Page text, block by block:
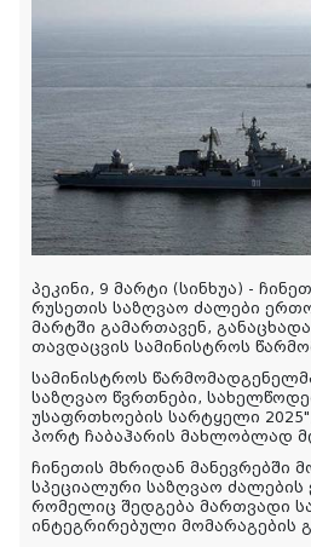
პეკინი, 9 მარტი (სინხუა) -
რუსეთის საზღვაო ძალები
მარტში გამართავენ,
თავდაცვის სამინისტროს
სამინისტროს
საზღვაო წვრთნები,
უსაფრთხოების სარტყელი
პორტ ჩაბაჰარის მახლობლად
ჩინეთის მხრიდან მანევრებში
სპეციალური საზღვაო ძალების
რომელიც შედგება მართვადი
ინტეგრირებული მომარაგების